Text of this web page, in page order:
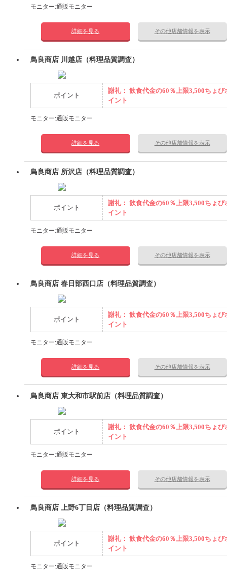
モニター:通販モニター
詳細を見る その他店舗情報を表示
鳥良商店 川越店（料理品質調査）
ポイント
謝礼： 飲食代金の60％上限3,500ちょび
イント
モニター:通販モニター
詳細を見る その他店舗情報を表示
鳥良商店 所沢店（料理品質調査）
ポイント
謝礼： 飲食代金の60％上限3,500ちょび
イント
モニター:通販モニター
詳細を見る その他店舗情報を表示
鳥良商店 春日部西口店（料理品質調査）
ポイント
謝礼： 飲食代金の60％上限3,500ちょび
イント
モニター:通販モニター
詳細を見る その他店舗情報を表示
鳥良商店 東大和市駅前店（料理品質調査）
ポイント
謝礼： 飲食代金の60％上限3,500ちょび
イント
モニター:通販モニター
詳細を見る その他店舗情報を表示
鳥良商店 上野6丁目店（料理品質調査）
ポイント
謝礼： 飲食代金の60％上限3,500ちょび
イント
モニター:通販モニター